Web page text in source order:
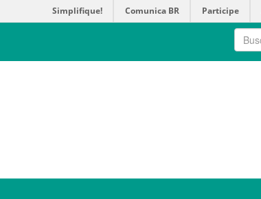
Simplifique! Comunica BR Participe